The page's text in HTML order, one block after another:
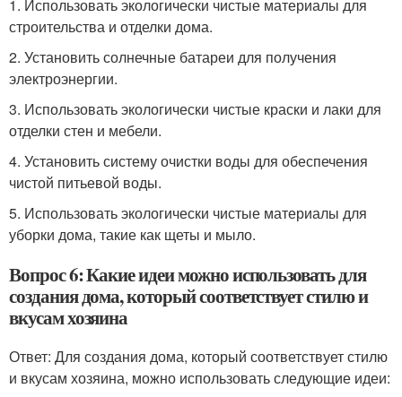
1. Использовать экологически чистые материалы для
строительства и отделки дома.
2. Установить солнечные батареи для получения
электроэнергии.
3. Использовать экологически чистые краски и лаки для
отделки стен и мебели.
4. Установить систему очистки воды для обеспечения
чистой питьевой воды.
5. Использовать экологически чистые материалы для
уборки дома, такие как щеты и мыло.
Вопрос 6: Какие идеи можно использовать для
создания дома, который соответствует стилю и
вкусам хозяина
Ответ: Для создания дома, который соответствует стилю
и вкусам хозяина, можно использовать следующие идеи: